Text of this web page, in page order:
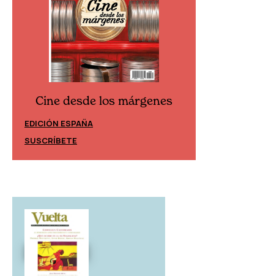
Cine desde los márgenes
EDICIÓN ESPAÑA
SUSCRÍBETE